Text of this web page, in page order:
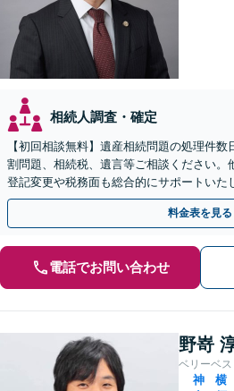
相続人調査・確定
【初回相談無料】遺産相続問題の処理件
割問題、相続税、遺言等ご相談ください。
登記変更や税務面も総合的にサポートいた
と信頼】
料金表を見る
電話でお問い合わせ
野嵜
ベリーベ
神
横